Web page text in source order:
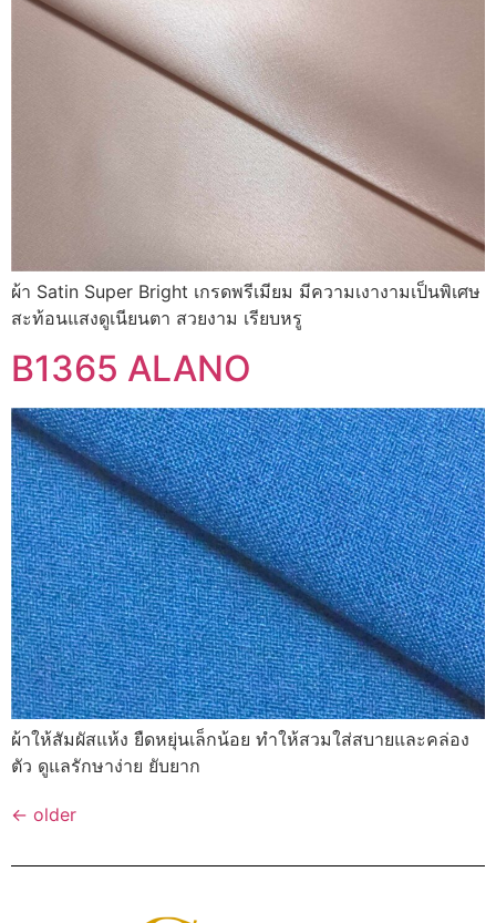
ผ้า Satin Super Bright เกรดพรีเมียม มีความเงางามเป็นพิเศษ
สะท้อนแสงดูเนียนตา สวยงาม เรียบหรู
B1365 ALANO
ผ้าให้สัมผัสแห้ง ยืดหยุ่นเล็กน้อย ทำให้สวมใส่สบายและคล่อง
ตัว ดูแลรักษาง่าย ยับยาก
← older